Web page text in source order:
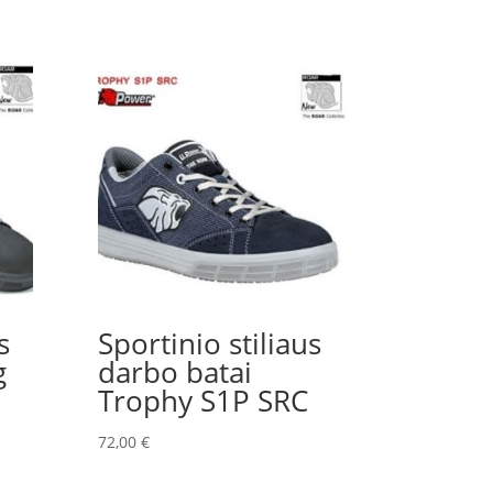
Sportinio stiliaus
darbo batai
Trophy S1P SRC
72,00€